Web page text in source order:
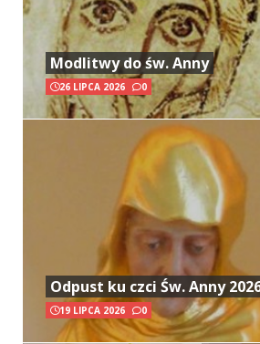
Modlitwy do św. Anny
26 LIPCA 2026 0
Odpust ku czci Św. Anny
19 LIPCA 2026 0